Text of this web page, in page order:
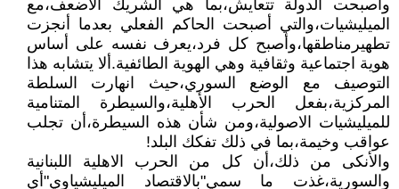
وأصبحت الدولة تتعايش،بما هي الشريك الأضعف،مع
الميليشيات،والتي أصبحت الحاكم الفعلي بعدما أنجزت
تطهيرمناطقها،وأصبح كل فرد،يعرف نفسه على أساس
هوية اجتماعية وثقافية وهي الهوية الطائفية.ألا يتشابه هذا
التوصيف مع الوضع السوري،حيث انهارت السلطة
المركزية،بفعل الحرب الأهلية،والسيطرة المتنامية
للميليشيات الاصولية،ومن شأن هذه السيطرة،أن تجلب
عواقب وخيمة،بما في ذلك تفكك البلد!
والأنكى من ذلك،أن كل من الحرب الاهلية اللبنانية
والسورية،غذت ما سمي"بالاقتصاد الميليشياوي"أي